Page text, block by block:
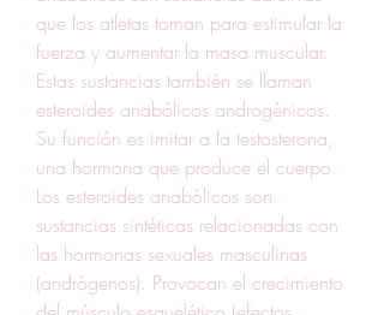
que los atletas toman para estimular la
fuerza y aumentar la masa muscular.
Estas sustancias también se llaman
esteroides anabólicos androgénicos.
Su función es imitar a la testosterona,
una hormona que produce el cuerpo.
Los esteroides anabólicos son
sustancias sintéticas relacionadas con
las hormonas sexuales masculinas
(andrógenos). Provocan el crecimiento